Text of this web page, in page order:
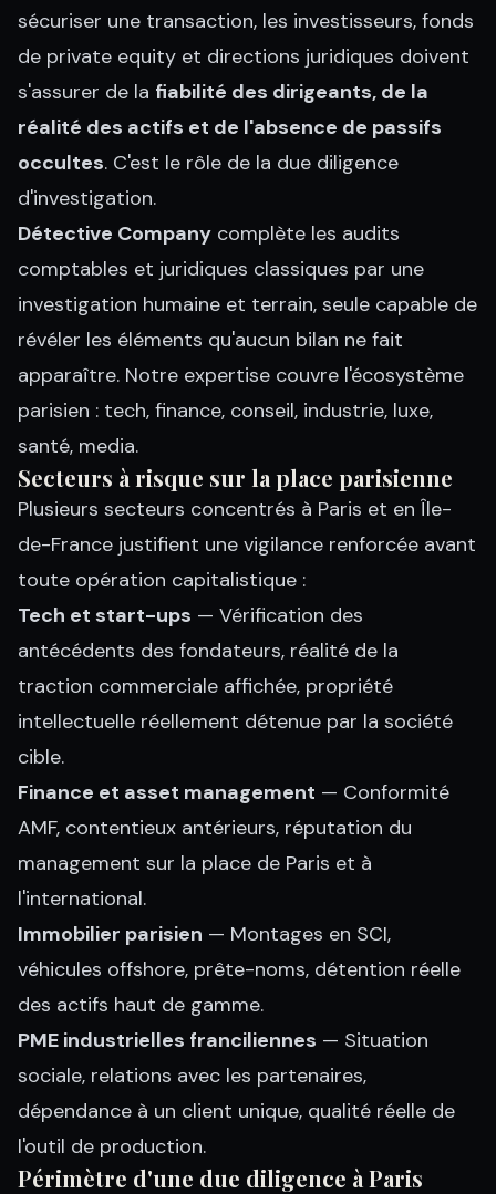
sécuriser une transaction, les investisseurs, fonds
de private equity et directions juridiques doivent
s'assurer de la fiabilité des dirigeants, de la
réalité des actifs et de l'absence de passifs
occultes. C'est le rôle de la due diligence
d'investigation.
Détective Company complète les audits
comptables et juridiques classiques par une
investigation humaine et terrain, seule capable de
révéler les éléments qu'aucun bilan ne fait
apparaître. Notre expertise couvre l'écosystème
parisien : tech, finance, conseil, industrie, luxe,
santé, media.
Secteurs à risque sur la place parisienne
Plusieurs secteurs concentrés à Paris et en Île-
de-France justifient une vigilance renforcée avant
toute opération capitalistique :
Tech et start-ups — Vérification des
antécédents des fondateurs, réalité de la
traction commerciale affichée, propriété
intellectuelle réellement détenue par la société
cible.
Finance et asset management — Conformité
AMF, contentieux antérieurs, réputation du
management sur la place de Paris et à
l'international.
Immobilier parisien — Montages en SCI,
véhicules offshore, prête-noms, détention réelle
des actifs haut de gamme.
PME industrielles franciliennes — Situation
sociale, relations avec les partenaires,
dépendance à un client unique, qualité réelle de
l'outil de production.
Périmètre d'une due diligence à Paris